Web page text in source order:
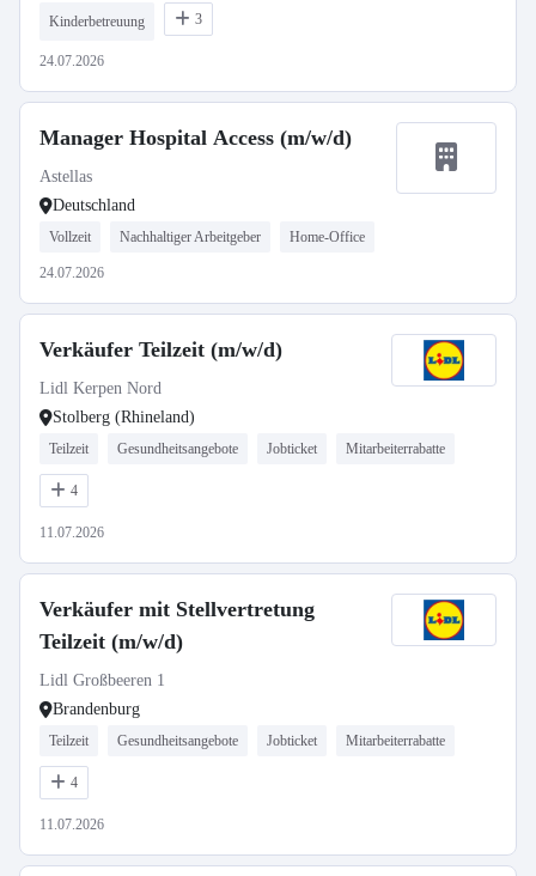
Kinderbetreuung 3
24.07.2026
Manager Hospital Access (m/w/d)
Astellas
Deutschland
Vollzeit Nachhaltiger Arbeitgeber Home-Office
24.07.2026
Verkäufer Teilzeit (m/w/d)
Lidl Kerpen Nord
Stolberg (Rhineland)
Teilzeit Gesundheitsangebote Jobticket Mitarbeiterrabatte
4
11.07.2026
Verkäufer mit Stellvertretung
Teilzeit (m/w/d)
Lidl Großbeeren 1
Brandenburg
Teilzeit Gesundheitsangebote Jobticket Mitarbeiterrabatte
4
11.07.2026